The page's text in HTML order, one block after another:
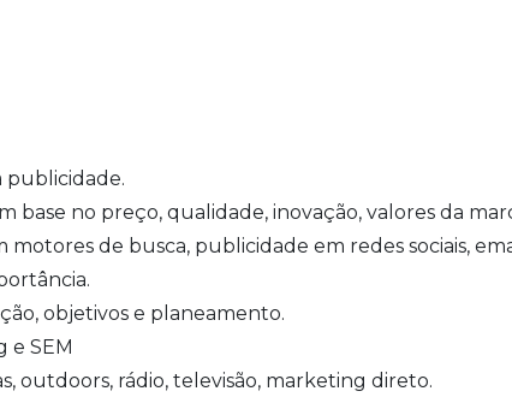
publicidade.
base no preço, qualidade, inovação, valores da
de busca, publicidade em redes sociais,
objetivos e planeamento.
e SEM
outdoors, rádio, televisão, marketing direto.